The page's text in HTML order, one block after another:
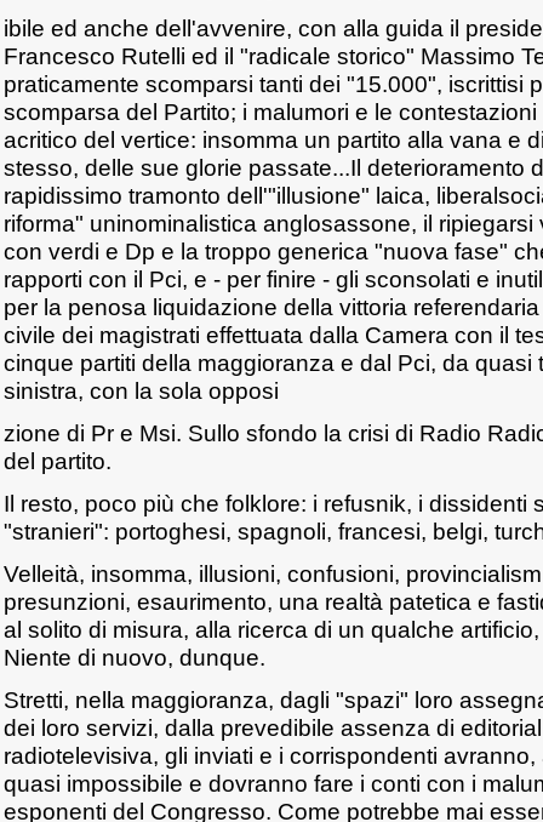
ibile ed anche dell'avvenire, con alla guida il
Francesco Rutelli ed il "radicale storico" Massimo
praticamente scomparsi tanti dei "15.000", iscrittisi
scomparsa del Partito; i malumori e le
acritico del vertice: insomma un partito alla vana e
stesso, delle sue glorie passate...Il deterioramento
rapidissimo tramonto dell'"illusione" laica,
riforma" uninominalistica anglosassone, il
con verdi e Dp e la troppo generica "nuova fase"
rapporti con il Pci, e - per finire - gli sconsolati e
per la penosa liquidazione della vittoria
civile dei magistrati effettuata dalla Camera con il
cinque partiti della maggioranza e dal Pci, da quasi
sinistra, con la sola opposi
zione di Pr e Msi. Sullo sfondo la crisi di Radio
del partito.
Il resto, poco più che folklore: i refusnik, i dissidenti
"stranieri": portoghesi, spagnoli, francesi, belgi,
Velleità, insomma, illusioni, confusioni,
presunzioni, esaurimento, una realtà patetica e
al solito di misura, alla ricerca di un qualche
Niente di nuovo, dunque.
Stretti, nella maggioranza, dagli "spazi" loro
dei loro servizi, dalla prevedibile assenza di
radiotelevisiva, gli inviati e i corrispondenti
quasi impossibile e dovranno fare i conti con i
esponenti del Congresso. Come potrebbe mai